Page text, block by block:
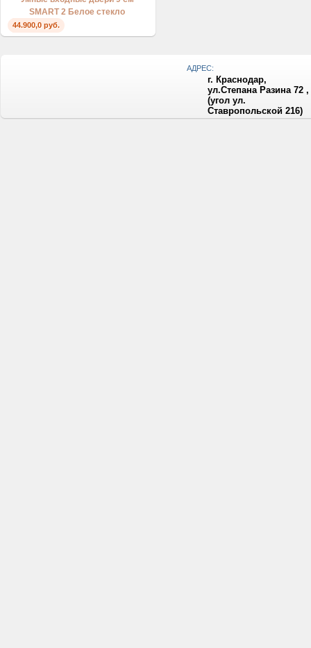
SMART 2 Белое стекло
44.900,0 руб.
АДРЕС:
г. Краснодар,
ул.Степана Разина 72 ,
(угол ул.
Ставропольской 216)